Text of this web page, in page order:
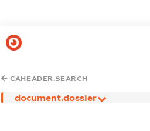
CAHEADER.SEARCH
document.dossier